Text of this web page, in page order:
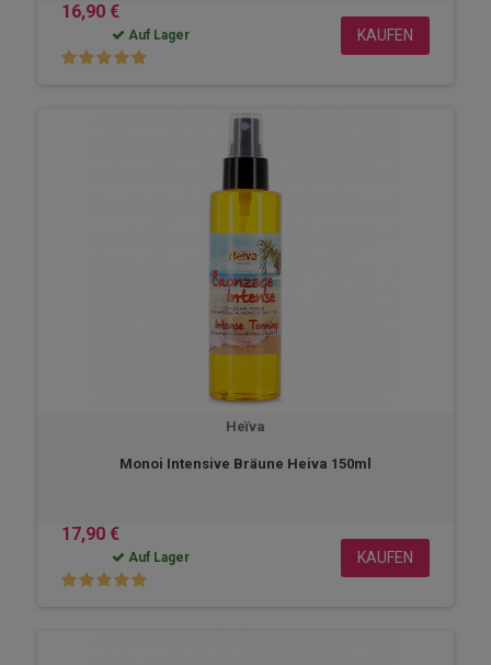
16,90 €
Auf Lager KAUFEN
Heïva
Monoi Intensive Bräune Heiva 150ml
17,90 €
Auf Lager KAUFEN